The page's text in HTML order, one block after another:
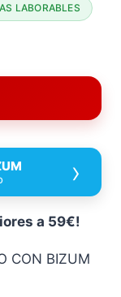
LABORABLES
›
a 59€!
CON BIZUM